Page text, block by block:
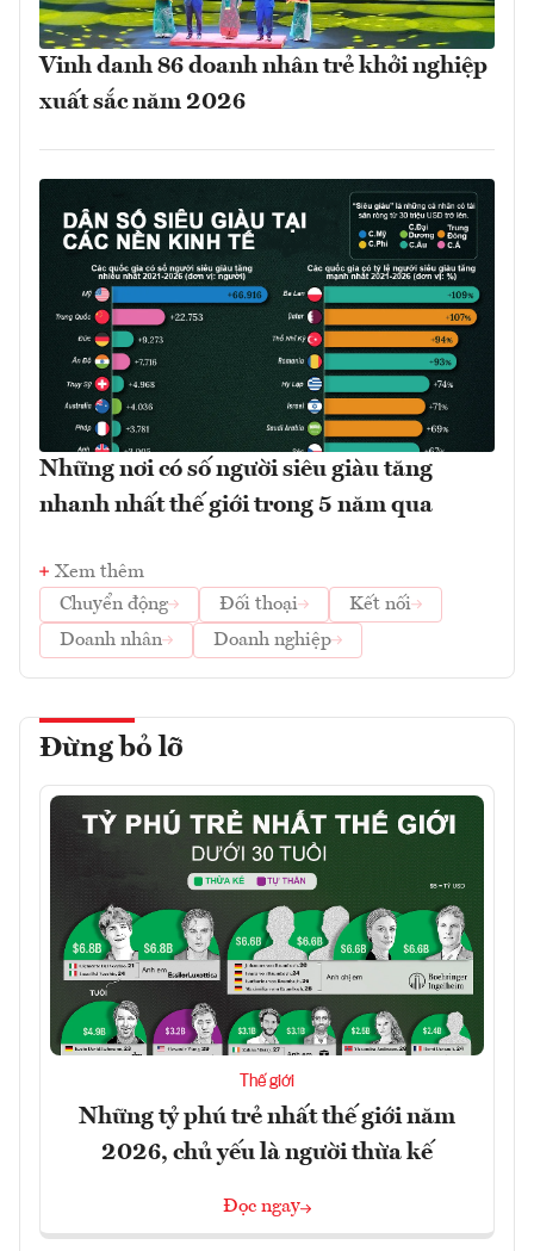
Vinh danh 86 doanh nhân trẻ khởi nghiệp
xuất sắc năm 2026
Những nơi có số người siêu giàu tăng
nhanh nhất thế giới trong 5 năm qua
Xem thêm
Chuyển động
Đối thoại
Kết nối
Doanh nhân
Doanh nghiệp
Đừng bỏ lỡ
Thế giới
Những tỷ phú trẻ nhất thế giới năm
2026, chủ yếu là người thừa kế
Đọc ngay